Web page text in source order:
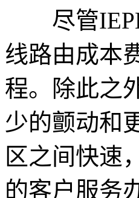
尽管IEPL
线路由成本
程。除此之
少的颤动和
区之间快速
的客户服务